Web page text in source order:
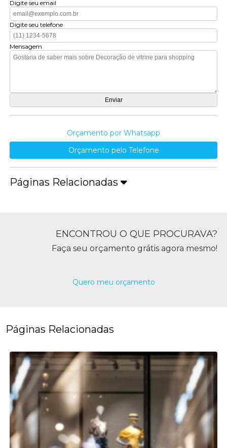
Digite seu email
Digite seu telefone
Mensagem
Orçamento por Whatsapp
Orçamento pelo Telefone
Páginas Relacionadas
ENCONTROU O QUE PROCURAVA?
Faça seu orçamento grátis agora mesmo!
Quero meu orçamento
Páginas Relacionadas